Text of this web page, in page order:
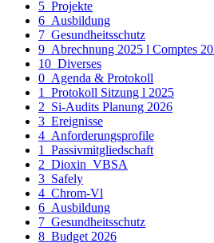
5_Projekte
6_Ausbildung
7_Gesundheitsschutz
9_Abrechnung 2025 l Comptes
10_Diverses
0_Agenda & Protokoll
1_Protokoll Sitzung l 2025
2_Si-Audits Planung 2026
3_Ereignisse
4_Anforderungsprofile
1_Passivmitgliedschaft
2_Dioxin_VBSA
3_Safely
4_Chrom-Vl
6_Ausbildung
7_Gesundheitsschutz
8_Budget 2026